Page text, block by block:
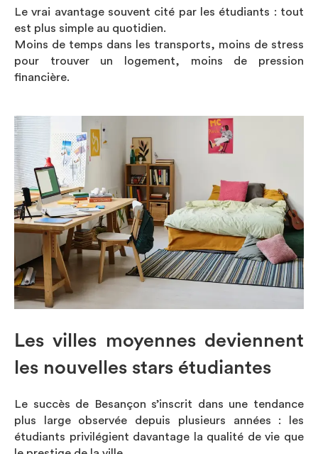
Le vrai avantage souvent cité par les étudiants : tout
est plus simple au quotidien.
Moins de temps dans les transports, moins de stress
pour trouver un logement, moins de pression
financière.
Les villes moyennes deviennent
les nouvelles stars étudiantes
Le succès de Besançon s’inscrit dans une tendance
plus large observée depuis plusieurs années : les
étudiants privilégient davantage la qualité de vie que